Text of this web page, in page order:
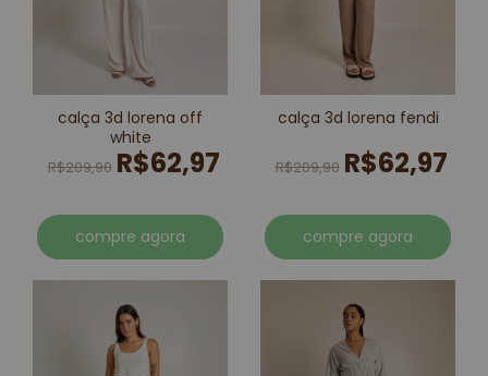
calça 3d lorena off
white
R$209,90 R$62,97
compre agora
calça 3d lorena fendi
R$209,90 R$62,97
compre agora